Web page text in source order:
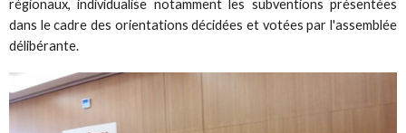
régionaux, individualise notamment les subventions présentées
dans le cadre des orientations décidées et votées par l'assemblée
délibérante.